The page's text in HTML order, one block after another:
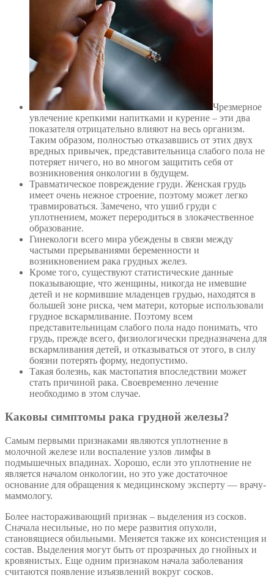
Чрезмерное
увлечение крепкими напитками и курение – эти два
показателя отрицательно влияют на весь организм.
Таким образом, полностью отказавшись от этих двух
вредных привычек, представительница слабого пола не
потеряет ничего, но во многом защитить себя от
возникновения онкологии в будущем.
Травматическое повреждение груди. Женская грудь
имеет очень нежное строение, поэтому может легко
травмироваться. Замечено, что ушиб груди с
уплотнением, может переродиться в злокачественное
образование.
Гинекологи всего мира убеждены в связи между
частыми прерываниями беременности и
возникновением рака грудных желез.
Кроме того, существуют статистические данные
показывающие, что женщины, никогда не имевшие
детей и не кормившие младенцев грудью, находятся в
большей зоне риска, чем матери, которые использовали
грудное вскармливание. Поэтому всем
представительницам слабого пола надо понимать, что
грудь, прежде всего, физиологически предназначена для
вскармливания детей, и отказываться от этого, в силу
боязни потерять форму, недопустимо.
Такая болезнь, как мастопатия впоследствии может
стать причиной рака. Своевременно лечение
необходимо в этом случае.
Каковы симптомы рака грудной железы?
Самым первыми признаками являются уплотнение в
молочной железе или воспаление узлов лимфы в
подмышечных впадинах. Хорошо, если это уплотнение не
является началом онкологии, но это уже достаточное
основание для обращения к медицинскому эксперту — врачу-
маммологу.
Более настораживающий признак – выделения из сосков.
Сначала несильные, но по мере развития опухоли,
становящиеся обильными. Меняется также их консистенция и
состав. Выделения могут быть от прозрачных до гнойных и
кровянистых. Еще одним признаком начала заболевания
считаются появление изъязвлений вокруг сосков.